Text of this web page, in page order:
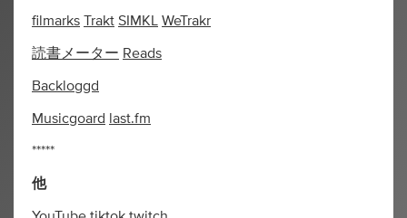
filmarks Trakt SIMKL WeTrakr
読書メーター Reads
Backloggd
Musicgoard last.fm
*****
他